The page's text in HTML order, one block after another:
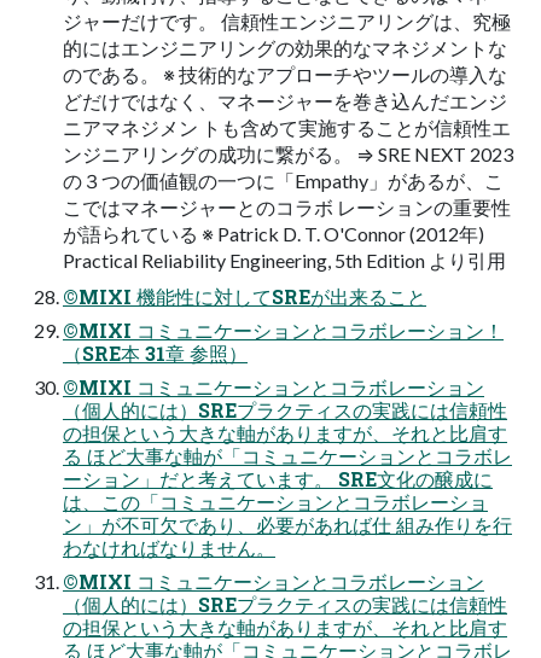
ジャーだけです。 信頼性エンジニアリングは、究極
的にはエンジニアリングの効果的なマネジメントな
のである。 ※ 技術的なアプローチやツールの導入な
どだけではなく、マネージャーを巻き込んだエンジ
ニアマネジメン トも含めて実施することが信頼性エ
ンジニアリングの成功に繋がる。 ⇒ SRE NEXT 2023
の３つの価値観の一つに「Empathy」があるが、こ
こではマネージャーとのコラボ レーションの重要性
が語られている ※ Patrick D. T. O'Connor (2012年)
Practical Reliability Engineering, 5th Edition より引用
©MIXI 機能性に対してSREが出来ること
©MIXI コミュニケーションとコラボレーション！
（SRE本 31章 参照）
©MIXI コミュニケーションとコラボレーション
（個人的には）SREプラクティスの実践には信頼性
の担保という大きな軸がありますが、それと比肩す
る ほど大事な軸が「コミュニケーションとコラボレ
ーション」だと考えています。 SRE文化の醸成に
は、この「コミュニケーションとコラボレーショ
ン」が不可欠であり、必要があれば仕 組み作りを行
わなければなりません。
©MIXI コミュニケーションとコラボレーション
（個人的には）SREプラクティスの実践には信頼性
の担保という大きな軸がありますが、それと比肩す
る ほど大事な軸が「コミュニケーションとコラボレ